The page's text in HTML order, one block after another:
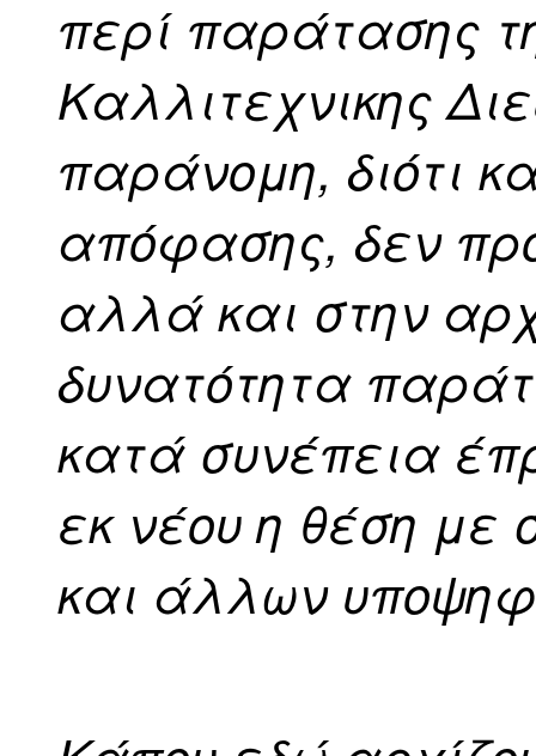
περί παράτασης
Καλλιτεχνικης
παράνομη, διότι
απόφασης, δεν
αλλά και στην
δυνατότητα
κατά συνέπεια
εκ νέου η θέση με
και άλλων